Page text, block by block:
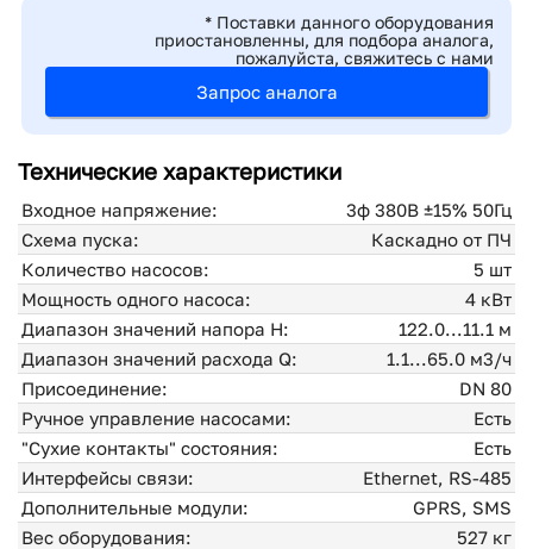
* Поставки данного оборудования
приостановленны, для подбора аналога,
пожалуйста, свяжитесь с нами
Запрос аналога
Технические характеристики
Входное напряжение:
3ф 380В ±15% 50Гц
Схема пуска:
Каскадно от ПЧ
Количество насосов:
5 шт
Мощность одного насоса:
4 кВт
Диапазон значений напора H:
122.0...11.1 м
Диапазон значений расхода Q:
1.1...65.0 м3/ч
Присоединение:
DN 80
Ручное управление насосами:
Есть
"Сухие контакты" состояния:
Есть
Интерфейсы связи:
Ethernet, RS-485
Дополнительные модули:
GPRS, SMS
Вес оборудования:
527 кг